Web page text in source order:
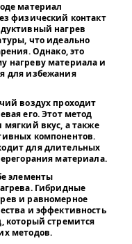
материал
физический контакт
нагрев
что идеально
Однако, это
нагреву материала и
для избежания
воздух проходит
его. Этот метод
вкус, а также
компонентов.
для длительных
материала.
элементы
Гибридные
и равномерное
и эффективность
который стремится
методов.